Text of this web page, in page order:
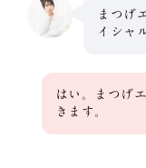
まつげ
イシャ
はい。まつげ
きます。